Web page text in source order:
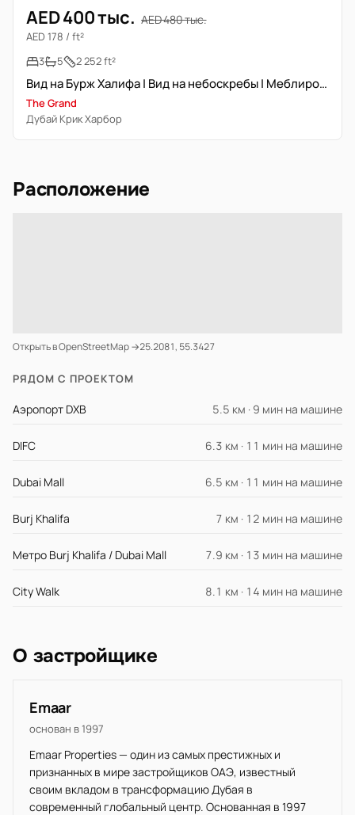
AED 400 тыс. AED 480 тыс.
AED 178 / ft²
3
5 2 252 ft²
Вид на Бурж Халифа | Вид на небоскребы | Меблирована | Свободна
The Grand
Дубай Крик Харбор
Расположение
Открыть в OpenStreetMap →25.2081, 55.3427
РЯДОМ С ПРОЕКТОМ
Аэропорт DXB 5.5 км · 9 мин на машине
DIFC 6.3 км · 11 мин на машине
Dubai Mall 6.5 км · 11 мин на машине
Burj Khalifa 7 км · 12 мин на машине
Метро Burj Khalifa / Dubai Mall 7.9 км · 13 мин на машине
City Walk 8.1 км · 14 мин на машине
О застройщике
Emaar
основан в 1997
Emaar Properties — один из самых престижных и
признанных в мире застройщиков ОАЭ, известный
своим вкладом в трансформацию Дубая в
современный глобальный центр. Основанная в 1997